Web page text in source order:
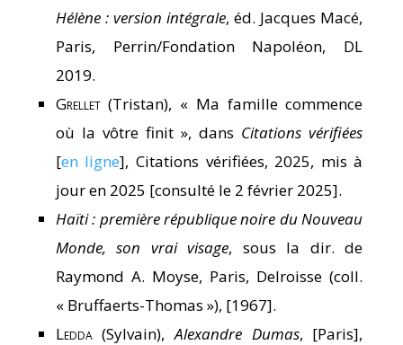
Hélène : version intégrale, éd. Jacques Macé,
Paris, Perrin/Fondation Napoléon, DL
2019.
Grellet(Tristan), « Ma famille commence
où la vôtre finit », dans Citations vérifiées
[en ligne], Citations vérifiées, 2025, mis à
jour en 2025 [consulté le 2 février 2025].
Haïti : première république noire du Nouveau
Monde, son vrai visage, sous la dir. de
Raymond A. Moyse, Paris, Delroisse (coll.
« Bruffaerts-Thomas »), [1967].
Ledda(Sylvain),Alexandre Dumas, [Paris],